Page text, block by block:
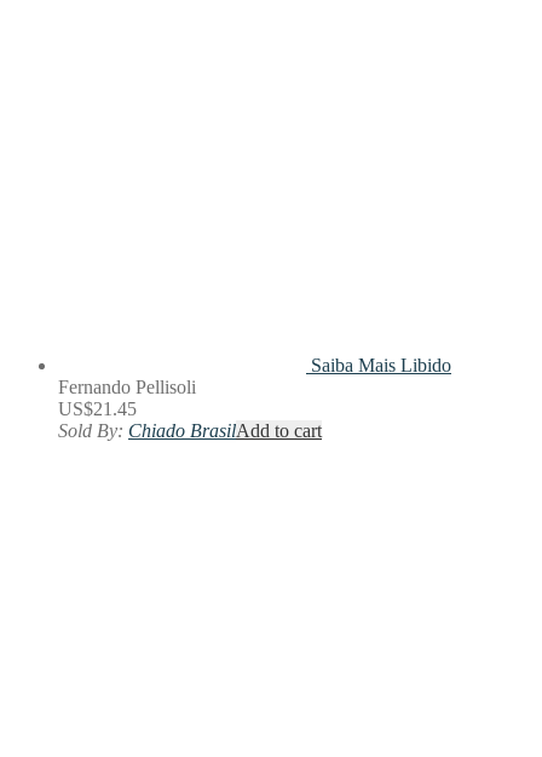
Saiba Mais Libido
Fernando Pellisoli
US$21.45
Sold By: Chiado BrasilAdd to cart